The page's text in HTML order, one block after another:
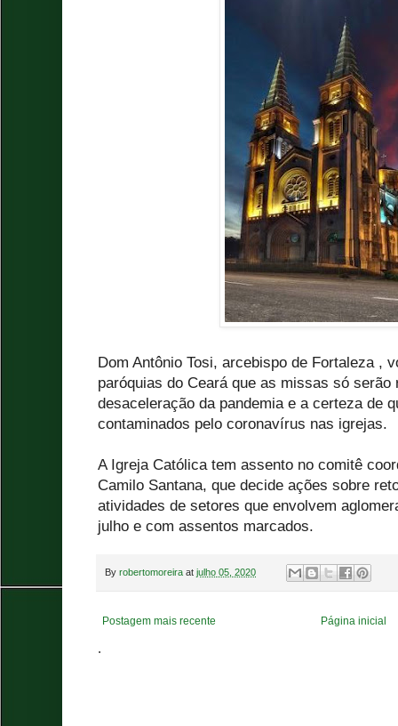
Dom Antônio Tosi, arcebispo de Fortaleza ,
paróquias do Ceará que as missas só serão
desaceleração da pandemia e a certeza de
contaminados pelo coronavírus nas igrejas.
A Igreja Católica tem assento no comitê
Camilo Santana, que decide ações sobre
atividades de setores que envolvem
julho e com assentos marcados.
By robertomoreira at julho 05, 2020
Postagem mais recente Página inicial
.